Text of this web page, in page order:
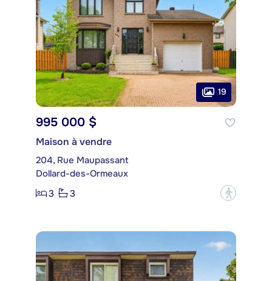
19
995 000 $
Maison à vendre
204, Rue Maupassant
Dollard-des-Ormeaux
3
3 ?